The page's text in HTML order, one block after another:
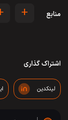
منابع +
اشتراک گذاری
لینکدین